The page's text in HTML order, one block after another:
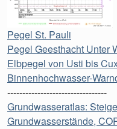
Pegel St. Pauli
Pegel Geesthacht Unter
Elbpegel von Usti bis
Binnenhochwasser-
---------------------------------
Grundwasseratlas:
Grundwasserstände,